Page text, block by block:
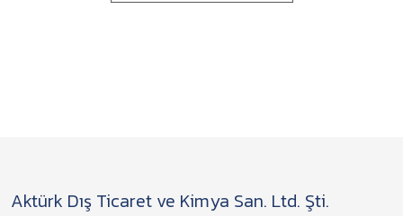
Aktürk Dış Ticaret ve Kimya San. Ltd. Şti.